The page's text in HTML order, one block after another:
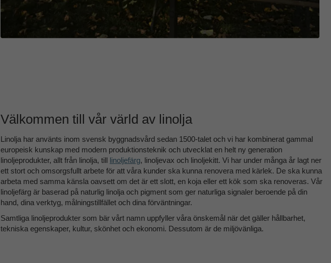
Välkommen till vår värld av linolja
Linolja har använts inom svensk byggnadsvård sedan 1500-talet och vi har kombinerat gammal
europeisk kunskap med modern produktionsteknik och utvecklat en helt ny generation
linoljeprodukter, allt från linolja, till linoljefärg, linoljevax och linoljekitt. Vi har under många år lagt ner
ett stort och omsorgsfullt arbete för att våra kunder ska kunna renovera med kärlek. De ska kunna
arbeta med samma känsla oavsett om det är ett slott, en koja eller ett kök som ska renoveras. Vår
linoljefärg är baserad på naturlig linolja och pigment som ger naturliga signaler beroende på din
hand, dina verktyg, målningstillfället och dina förväntningar.
Samtliga linoljeprodukter som bär vårt namn uppfyller våra önskemål när det gäller hållbarhet,
tekniska egenskaper, kultur, skönhet och ekonomi. Dessutom är de miljövänliga.